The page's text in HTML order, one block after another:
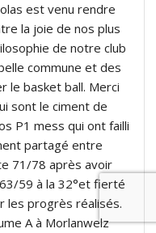
est venu rendre
la joie de nos plus
de notre club
commune et des
le basket ball. Merci
sont le ciment de
P1 mess qui ont failli
partagé entre
71/78 après avoir
59 à la 32°et fierté
les progrès réalisés.
A à Morlanwelz